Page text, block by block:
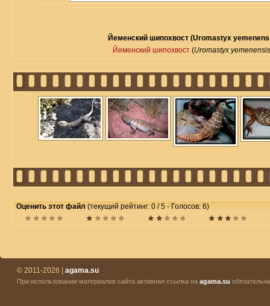
Йеменский шипохвост (Uromastyx
Йеменский шипохвост (Uromastyx yemenensis
Оценить этот файл (текущий рейтинг: 0 / 5 - Голосов: 6)
© 2011-2026 | agama.su
При использовании материалов сайта активная ссылка на agama.su